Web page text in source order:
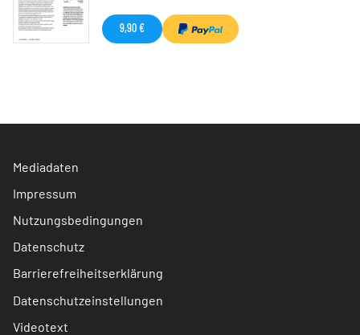
9,90 €
Mediadaten
Impressum
Nutzungsbedingungen
Datenschutz
Barrierefreiheitserklärung
Datenschutzeinstellungen
Videotext